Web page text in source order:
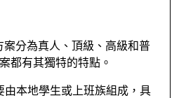
案分為真人、頂級、高級和普
都有其獨特的特點。
由本地學生或上班族組成，具